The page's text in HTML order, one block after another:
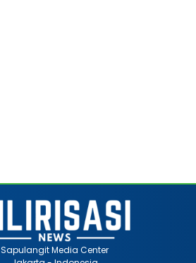
Sapulangit Media Center